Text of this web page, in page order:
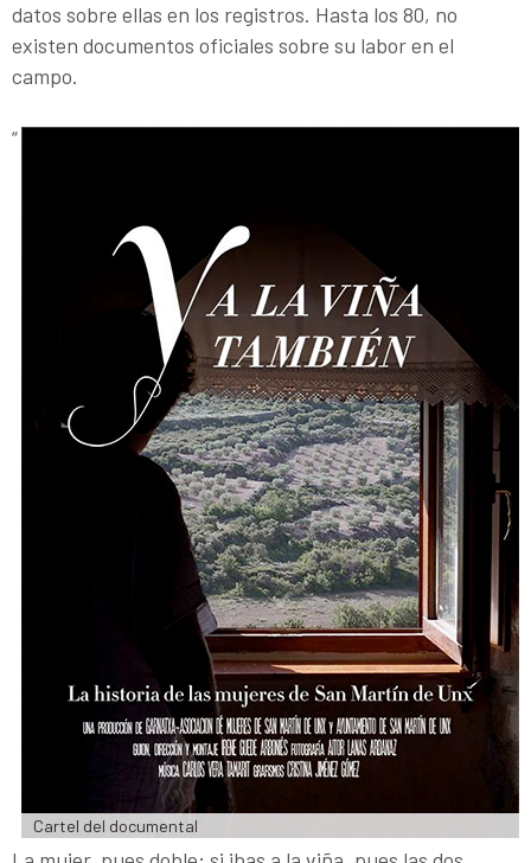
datos sobre ellas en los registros. Hasta los 80, no
existen documentos oficiales sobre su labor en el
campo.
Cartel del documental
“